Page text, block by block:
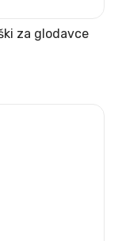
za glodavce